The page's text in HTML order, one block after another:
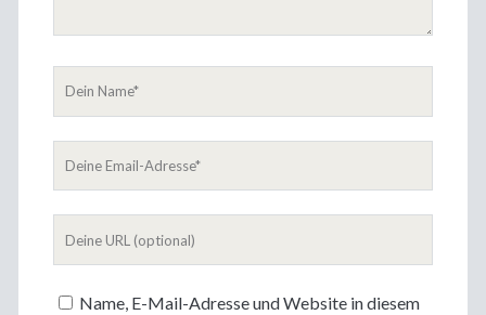
Name, E-Mail-Adresse und Website in diesem